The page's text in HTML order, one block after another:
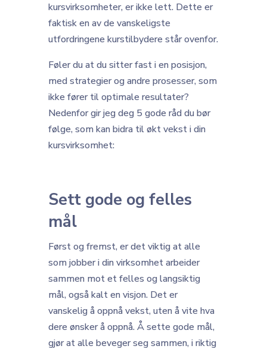
kursvirksomheter, er ikke lett. Dette er
faktisk en av de vanskeligste
utfordringene kurstilbydere står ovenfor.
Føler du at du sitter fast i en posisjon,
med strategier og andre prosesser, som
ikke fører til optimale resultater?
Nedenfor gir jeg deg 5 gode råd du bør
følge, som kan bidra til økt vekst i din
kursvirksomhet:
Sett gode og felles
mål
Først og fremst, er det viktig at alle
som jobber i din virksomhet arbeider
sammen mot et felles og langsiktig
mål, også kalt en visjon. Det er
vanskelig å oppnå vekst, uten å vite hva
dere ønsker å oppnå. Å sette gode mål,
gjør at alle beveger seg sammen, i riktig